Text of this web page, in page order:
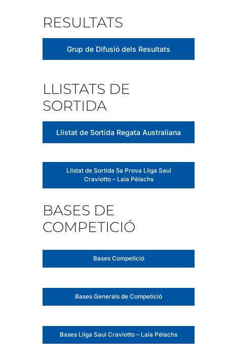
RESULTATS
Grup de Difusió dels Resultats
LLISTATS DE
SORTIDA
Llistat de Sortida Regata Australiana
Llistat de Sortida 5a Prova Lliga Saul
Craviotto – Laia Pèlachs
BASES DE
COMPETICIÓ
Bases Competició
Bases Generals de Competició
Bases Lliga Saul Craviotto – Laia Pèlachs